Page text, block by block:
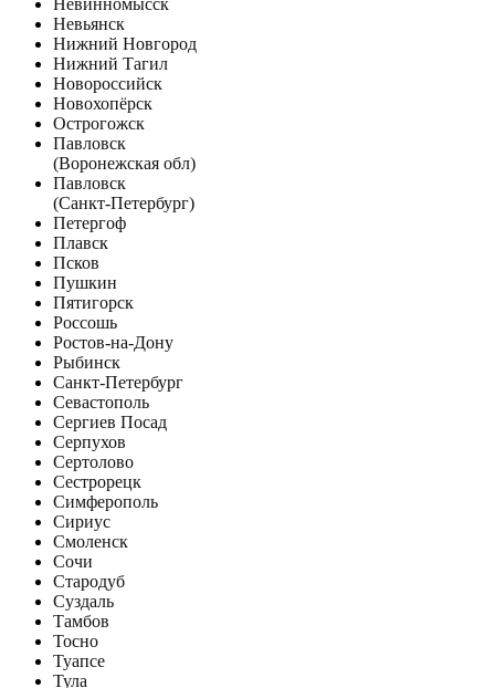
Невинномысск
Невьянск
Нижний Новгород
Нижний Тагил
Новороссийск
Новохопёрск
Острогожск
Павловск
(Воронежская обл)
Павловск
(Санкт-Петербург)
Петергоф
Плавск
Псков
Пушкин
Пятигорск
Россошь
Ростов-на-Дону
Рыбинск
Санкт-Петербург
Севастополь
Сергиев Посад
Серпухов
Сертолово
Сестрорецк
Симферополь
Сириус
Смоленск
Сочи
Стародуб
Суздаль
Тамбов
Тосно
Туапсе
Тула